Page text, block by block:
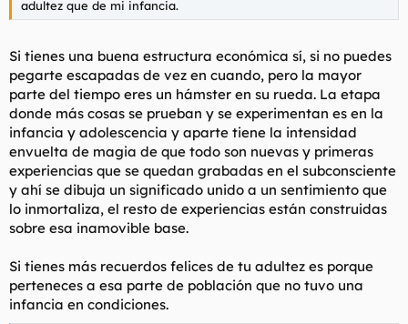
adultez que de mi infancia.
Si tienes una buena estructura económica sí, si no puedes
pegarte escapadas de vez en cuando, pero la mayor
parte del tiempo eres un hámster en su rueda. La etapa
donde más cosas se prueban y se experimentan es en la
infancia y adolescencia y aparte tiene la intensidad
envuelta de magia de que todo son nuevas y primeras
experiencias que se quedan grabadas en el subconsciente
y ahí se dibuja un significado unido a un sentimiento que
lo inmortaliza, el resto de experiencias están construidas
sobre esa inamovible base.
Si tienes más recuerdos felices de tu adultez es porque
perteneces a esa parte de población que no tuvo una
infancia en condiciones.